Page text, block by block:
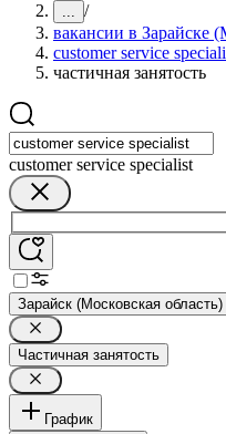
... /
вакансии в Зарайске
customer service
частичная занятость
customer service specialist
Зарайск (Московская область)
Частичная занятость
График